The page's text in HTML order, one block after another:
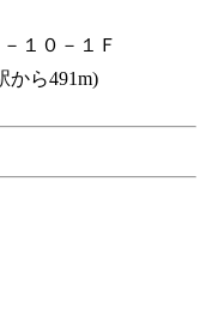
１０－１Ｆ
から491m)